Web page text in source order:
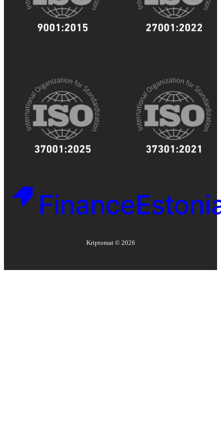
Kriptomat © 2026